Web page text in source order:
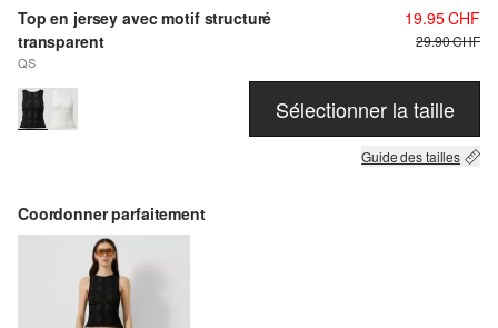
Top en jersey avec motif structuré
transparent
QS
19.95 CHF
29.90 CHF
Sélectionner la taille
Guide des tailles
Coordonner parfaitement